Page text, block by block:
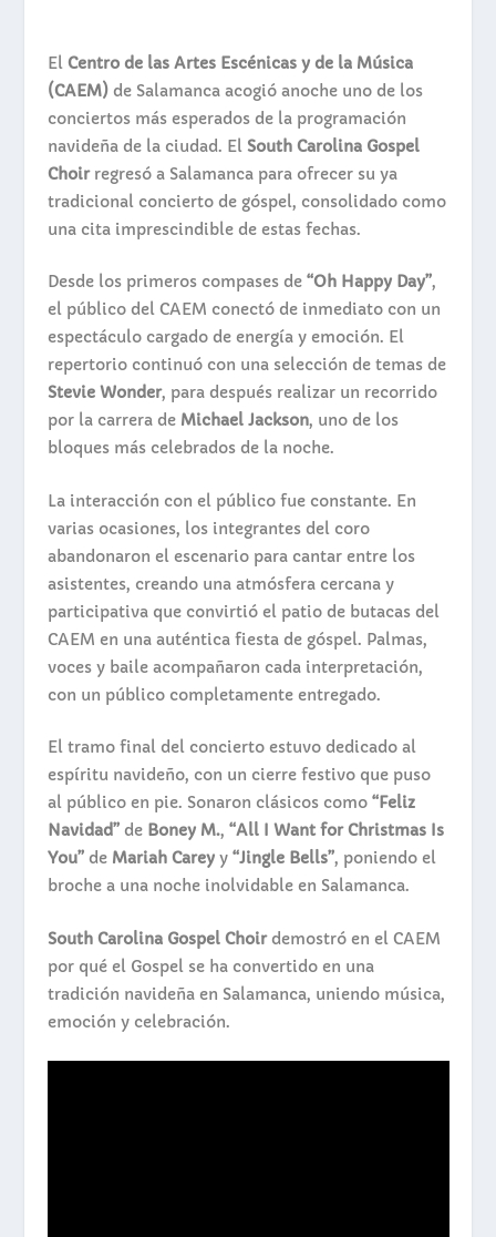
El Centro de las Artes Escénicas y de la Música
(CAEM)de Salamanca acogió anoche uno de los
conciertos más esperados de la programación
navideña de la ciudad. El South Carolina Gospel
Choirregresó a Salamanca para ofrecer su ya
tradicional concierto de góspel, consolidado como
una cita imprescindible de estas fechas.
Desde los primeros compases de “Oh Happy Day”,
el público del CAEM conectó de inmediato con un
espectáculo cargado de energía y emoción. El
repertorio continuó con una selección de temas de
Stevie Wonder, para después realizar un recorrido
por la carrera de Michael Jackson, uno de los
bloques más celebrados de la noche.
La interacción con el público fue constante. En
varias ocasiones, los integrantes del coro
abandonaron el escenario para cantar entre los
asistentes, creando una atmósfera cercana y
participativa que convirtió el patio de butacas del
CAEM en una auténtica fiesta de góspel. Palmas,
voces y baile acompañaron cada interpretación,
con un público completamente entregado.
El tramo final del concierto estuvo dedicado al
espíritu navideño, con un cierre festivo que puso
al público en pie. Sonaron clásicos como “Feliz
Navidad”de Boney M., “All I Want for Christmas Is
You”de Mariah Careyy “Jingle Bells”, poniendo el
broche a una noche inolvidable en Salamanca.
South Carolina Gospel Choirdemostró en el CAEM
por qué el Gospelse ha convertido en una
tradición navideña en Salamanca, uniendo música,
emoción y celebración.